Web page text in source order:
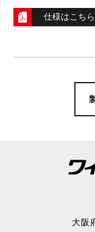
仕様はこちら
大阪